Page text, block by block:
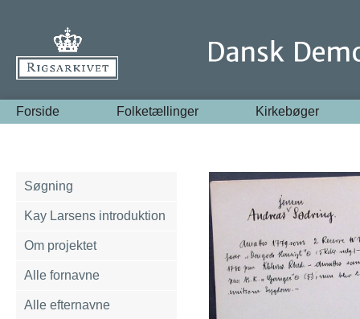
Forside Folketællinger Kirkebøger
Søgning
Kay Larsens introduktion
Om projektet
Alle fornavne
Alle efternavne